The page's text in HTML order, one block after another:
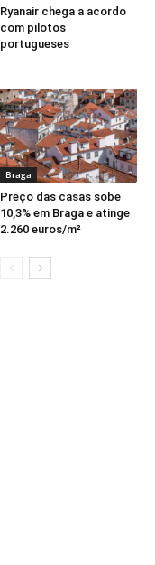
Ryanair chega a acordo
com pilotos
portugueses
Braga
Preço das casas sobe
10,3% em Braga e atinge
2.260 euros/m²